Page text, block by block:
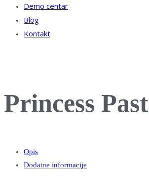
Demo centar
Blog
Kontakt
Princess
Opis
Dodatne informacije